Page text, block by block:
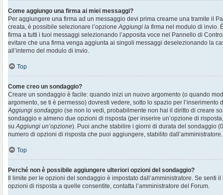
Come aggiungo una firma ai miei messaggi?
Per aggiungere una firma ad un messaggio devi prima crearne una tramite il
creata, è possibile selezionare l’opzioneAggiungi la firma nel modulo di invio.
firma a tutti i tuoi messaggi selezionando l’apposita voce nel Pannello di
evitare che una firma venga aggiunta ai singoli messaggi deselezionando la
all’interno del modulo di invio.
Top
Come creo un sondaggio?
Creare un sondaggio è facile: quando inizi un nuovo argomento (o quando
argomento, se ti è permesso) dovresti vedere, sotto lo spazio per
Aggiungi sondaggio (se non lo vedi, probabilmente non hai il diritto di creare
sondaggio e almeno due opzioni di risposta (per inserire un’opzione di
suAggiungi un’opzione). Puoi anche stabilire i giorni di durata del sondaggio
numero di opzioni di risposta che puoi aggiungere, stabilito dall’amministratore.
Top
Perché non è possibile aggiungere ulteriori opzioni del sondaggio?
Il limite per le opzioni del sondaggio è impostato dall’amministratore. Se senti
opzioni di risposta a quelle consentite, contatta l’amministratore del Forum.